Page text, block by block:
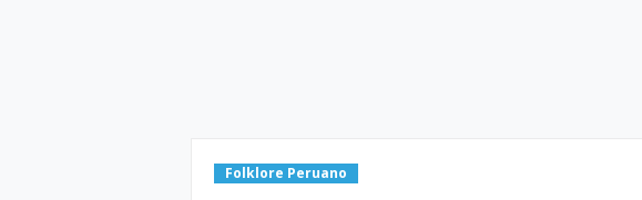
Folklore Peruano